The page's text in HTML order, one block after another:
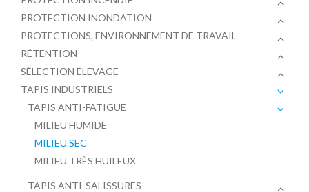
PROTECTION INONDATION
PROTECTIONS, ENVIRONNEMENT DE TRAVAIL
RÉTENTION
SÉLECTION ÉLEVAGE
TAPIS INDUSTRIELS
TAPIS ANTI-FATIGUE
MILIEU HUMIDE
MILIEU SEC
MILIEU TRÈS HUILEUX
TAPIS ANTI-SALISSURES